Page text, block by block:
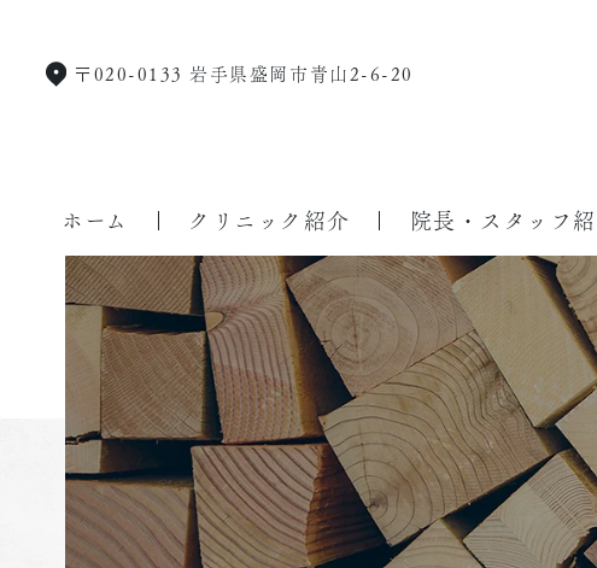
〒020-0133 岩手県盛岡市青山2-6-20
ホーム クリニック紹介 院長・スタッフ